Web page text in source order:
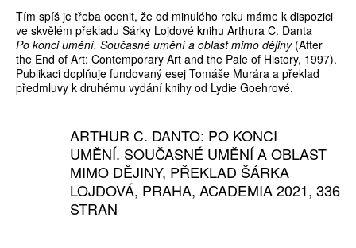
Tím spíš je třeba ocenit, že od minulého roku máme k dispozici
ve skvělém překladu Šárky Lojdové knihu Arthura C. Danta
Po konci umění. Současné umění a oblast mimo dějiny(After
the End of Art: Contemporary Art and the Pale of History, 1997).
Publikaci doplňuje fundovaný esej Tomáše Murára a překlad
předmluvy k druhému vydání knihy od Lydie Goehrové.
ARTHUR C. DANTO: PO KONCI
UMĚNÍ. SOUČASNÉ UMĚNÍ A OBLAST
MIMO DĚJINY, PŘEKLAD ŠÁRKA
LOJDOVÁ, PRAHA, ACADEMIA 2021, 336
STRAN